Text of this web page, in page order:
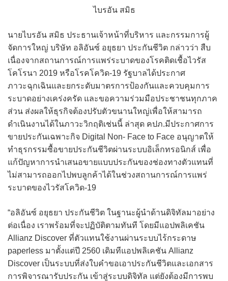
ไบรอัน สมิธ
นายไบรอัน สมิธ ประธานเจ้าหน้าที่บริหาร และกรรมการผู้
จัดการใหญ่ บริษัท อลิอันซ์ อยุธยา ประกันชีวิต กล่าวว่า สืบ
เนื่องจากสถานการณ์การแพร่ระบาดของโรคติดเชื้อไวรัส
โคโรนา 2019 หรือโรคโควิด-19 รัฐบาลได้ประกาศ
ภาวะฉุกเฉินและยกระดับมาตรการป้องกันและควบคุมการ
ระบาดอย่างเคร่งครัด และขอความร่วมมือประชาชนทุกภาค
ส่วน ส่งผลให้ธุรกิจต้องปรับตัวขนานใหญ่เพื่อให้สามารถ
ดำเนินงานได้ในภาวะวิกฤติเช่นนี้ ล่าสุด คปภ.มีประกาศการ
ขายประกันเฉพาะกิจ Digital Non- Face to Face อนุญาตให้
ทำธุรกรรมซื้อขายประกันชีวิตผ่านระบบอิเล็กทรอนิกส์ เพื่อ
แก้ปัญหาการนำเสนอขายแบบประกันของช่องทางตัวแทนที่
ไม่สามารถออกไปพบลูกค้าได้ในช่วงสถานการณ์การแพร่
ระบาดของไวรัสโควิด-19
“อลิอันซ์ อยุธยา ประกันชีวิต ในฐานะผู้นำด้านดิจิทัลมาอย่าง
ต่อเนื่อง เราพร้อมที่จะปฏิบัติตามทันที โดยมีแอปพลิเคชัน
Allianz Discover ที่ตัวแทนใช้งานผ่านระบบไร้กระดาษ
paperless มาตั้งแต่ปี 2560 เดิมทีแอปพลิเคชัน Allianz
Discover เป็นระบบที่ส่งใบคำขอเอาประกันชีวิตและเอกสาร
การพิจารณารับประกัน เข้าสู่ระบบดิจิทัล แต่ยังต้องมีการพบ